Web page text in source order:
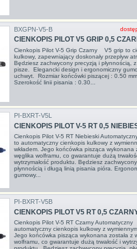
BXGPN-V5-B
CIENKOPIS PILOT V5 GRIP 0,5
Cienkopis Pilot V-5 Grip Czarny V5 grip to
kulkowy, zapewniający doskonały przepływ
Będziesz zachwycony precyzją i płynnością,
pisze. Elegancki design i ergonomiczny
uchwyt. Rozmiar końcówki piszącej : 0.50 mm
Szerokość linii pisania : 0.30...
PI-BXRT-V5L
CIENKOPIS PILOT V-5 RT 0,5
Cienkopis Pilot V-5 RT Niebieski
to automatyczny cienkopis kulkowy z
wkładem. Jego końcówka pisząca wykonana
węglika wolframu, co gwarantuje dużą
wytrzymałość produktu. Będziesz zachwycony
płynnością i długą linią pisania pióra.
gumowy...
PI-BXRT-V5B
CIENKOPIS PILOT V5 RT 0,5
Cienkopis Pilot V-5 RT Czarny
automatyczny cienkopis kulkowy z wymiennym
Jego końcówka pisząca wykonana została z
wolframu, co gwarantuje dużą trwałość i